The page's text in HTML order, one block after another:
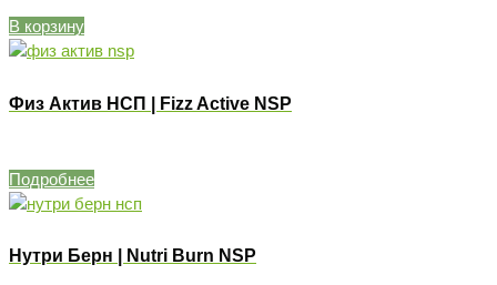
В корзину
Физ Актив НСП | Fizz Active NSP
Подробнее
Нутри Берн | Nutri Burn NSP